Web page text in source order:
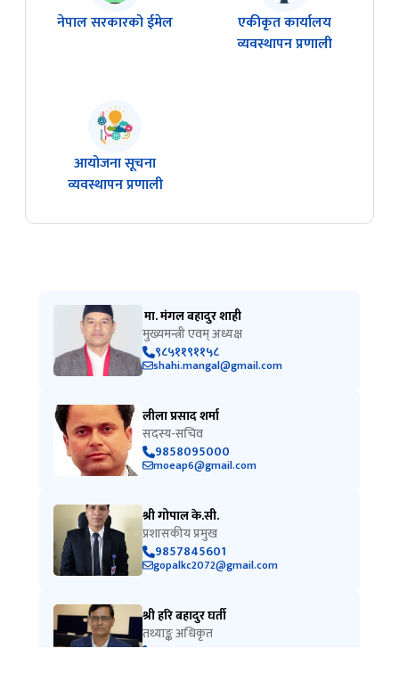
नेपाल सरकारको ईमेल
एकीकृत कार्यालय
व्यवस्थापन प्रणाली
आयोजना सूचना
व्यवस्थापन प्रणाली
मा. मंगल बहादुर शाही
मुख्यमन्त्री एवम् अध्यक्ष
९८५११९११५८
shahi.mangal@gmail.com
लीला प्रसाद शर्मा
सदस्य-सचिव
9858095000
moeap6@gmail.com
श्री गोपाल के.सी.
प्रशासकीय प्रमुख
9857845601
gopalkc2072@gmail.com
श्री हरि बहादुर घर्ती
तथ्याङ्क अधिकृत